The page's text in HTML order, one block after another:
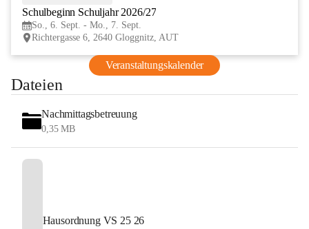
Schulbeginn Schuljahr 2026/27
So., 6. Sept. - Mo., 7. Sept.
Richtergasse 6, 2640 Gloggnitz, AUT
Veranstaltungskalender
Dateien
Nachmittagsbetreuung
0,35 MB
Hausordnung VS 25 26